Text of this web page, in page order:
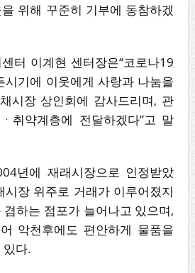
위해 꾸준히 기부에 동참하겠
터 이계현 센터장은“코로나19
시기에 이웃에게 사랑과 나눔을
시장 상인회에 감사드리며, 관
취약계층에 전달하겠다”고 말
년에 재래시장으로 인정받았
시장 위주로 거래가 이루어졌지
하는 점포가 늘어나고 있으며,
악천후에도 편안하게 물품을
있다.